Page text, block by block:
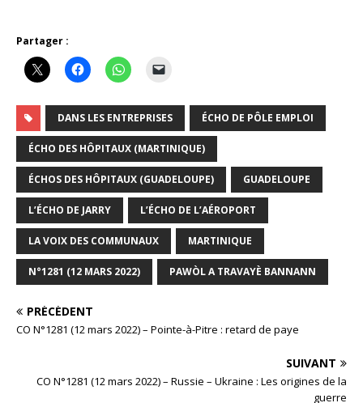
Partager :
DANS LES ENTREPRISES ÉCHO DE PÔLE EMPLOI
ÉCHO DES HÔPITAUX (MARTINIQUE)
ÉCHOS DES HÔPITAUX (GUADELOUPE) GUADELOUPE
L’ÉCHO DE JARRY L’ÉCHO DE L’AÉROPORT
LA VOIX DES COMMUNAUX MARTINIQUE
N°1281 (12 MARS 2022) PAWÒL A TRAVAYÈ BANNANN
PRÉCÉDENT
CO N°1281 (12 mars 2022) – Pointe-à-Pitre : retard de paye
SUIVANT
CO N°1281 (12 mars 2022) – Russie – Ukraine : Les origines de la
guerre